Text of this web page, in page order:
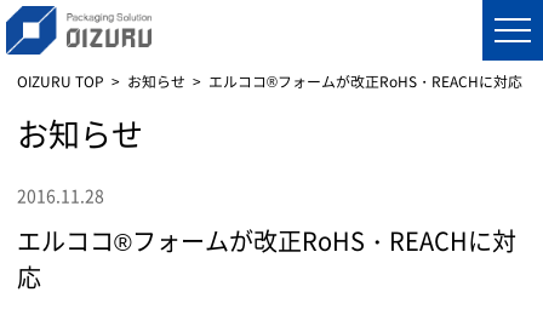
OIZURU TOP お知らせ エルココ®フォームが改正RoHS・REACHに対応
お知らせ
2016.11.28
エルココ®フォームが改正RoHS・REACHに対
応